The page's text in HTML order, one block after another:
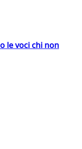
le voci chi non